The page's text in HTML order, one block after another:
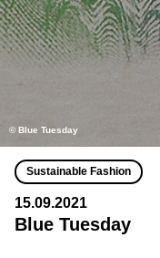
© Blue Tuesday
Sustainable Fashion
15.09.2021
Blue Tuesday